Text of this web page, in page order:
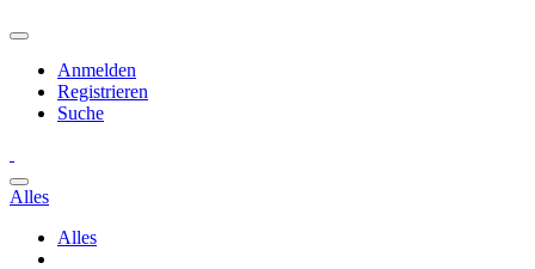
Anmelden
Registrieren
Suche
Alles
Alles